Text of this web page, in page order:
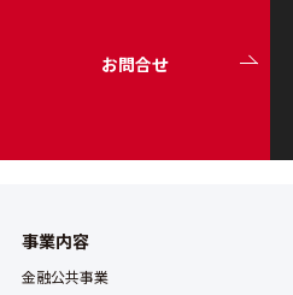
お問合せ
事業内容
金融公共事業